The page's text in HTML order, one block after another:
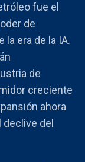
fue el
de
era de la IA.
de
creciente
ahora
del